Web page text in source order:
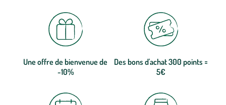
Une offre de bienvenue de
-10%
Des bons d'achat 300 points =
5€